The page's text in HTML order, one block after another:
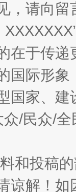
如何以
，请向
在于传
国际形
国家、
/民众/
和投稿
谅解！